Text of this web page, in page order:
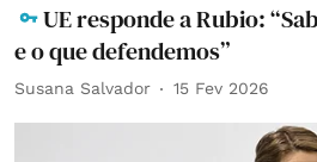
UE responde a Rubio:
e o que defendemos”
Susana Salvador 15 Fev 2026